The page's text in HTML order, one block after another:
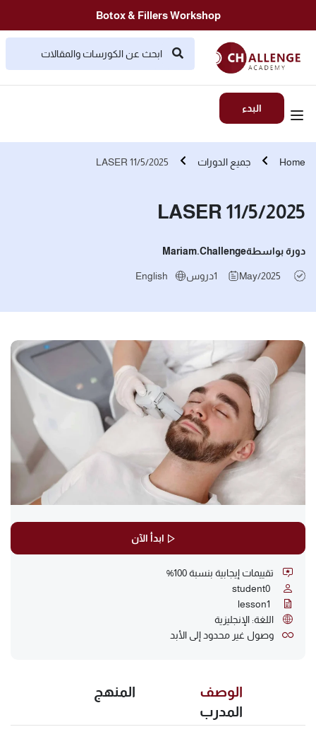
Botox & Fillers Workshop
البدء
Home جميع الدورات LASER 11/5/2025
LASER 11/5/2025
دورة بواسطةMariam.challenge
May/2025
1دروس English
الوصف
المنهج
المدرب
ابدأ الآن
تقييمات إيجابية بنسبة 100%
0
student
1
lesson
اللغة: الإنجليزية
وصول غير محدود إلى الأبد